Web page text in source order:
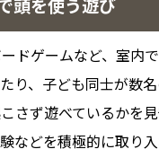
頭を使う遊び
ドゲームなど、室内
り、子ども同士が数
さず遊べているかを見
などを積極的に取り